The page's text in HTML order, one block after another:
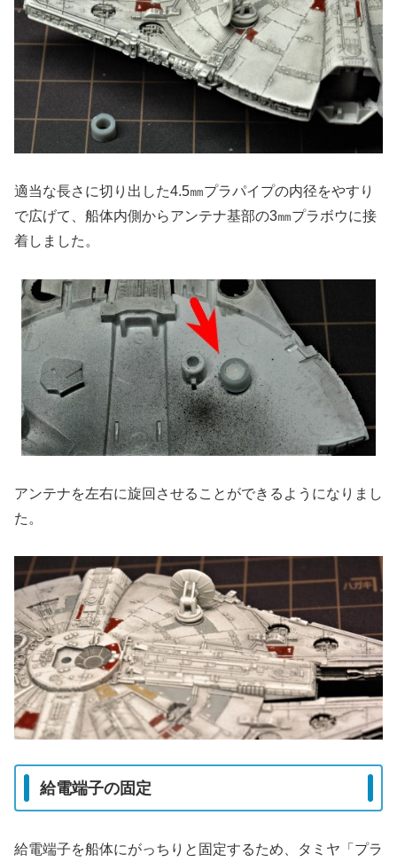
適当な長さに切り出した4.5㎜プラパイプの内径をやすり
で広げて、船体内側からアンテナ基部の3㎜プラボウに接
着しました。
アンテナを左右に旋回させることができるようになりまし
た。
給電端子の固定
給電端子を船体にがっちりと固定するため、タミヤ「プラ